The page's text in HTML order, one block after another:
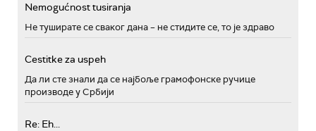
Nemogućnost tusiranja
Не туширате се сваког дана – не стидите се, то је здраво
Cestitke za uspeh
Да ли сте знали да се најбоље грамофонске ручице
производе у Србији
Re: Eh...